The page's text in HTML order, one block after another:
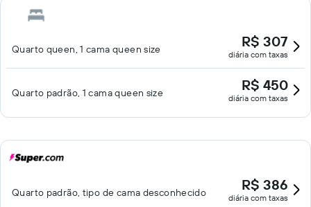
Quarto queen, 1 cama queen size R$ 307
diária com taxas
Quarto padrão, 1 cama queen size R$ 450
diária com taxas
Quarto padrão, tipo de cama desconhecido R$ 386
diária com taxas